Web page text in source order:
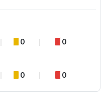
0 0
0 0